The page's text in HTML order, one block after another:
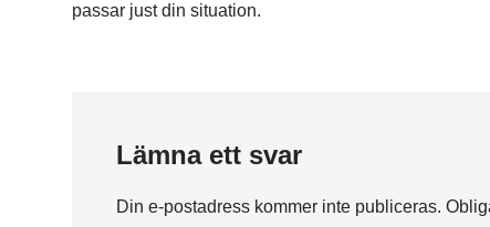
passar just din situation.
Lämna ett svar
Din e-postadress kommer inte publiceras.